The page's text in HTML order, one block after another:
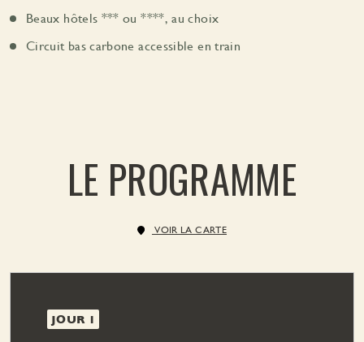
Beaux hôtels *** ou ****, au choix
Circuit bas carbone accessible en train
LE PROGRAMME
VOIR LA CARTE
JOUR 1